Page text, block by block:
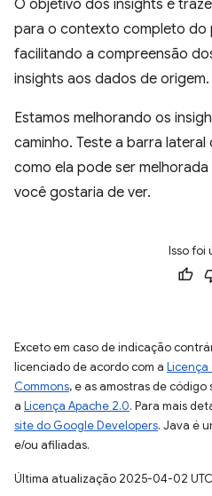
O objetivo dos insights é
para o contexto completo do
facilitando a compreensão
insights aos dados de origem.
Estamos melhorando os
caminho. Teste a barra lateral
como ela pode ser
você gostaria de ver.
Isso foi
Exceto em caso de indicação
licenciado de acordo com a
Commons, e as amostras de
a Licença Apache 2.0. Para mais
site do Google Developers. Java é
e/ou afiliadas.
Última atualização 2025-04-02